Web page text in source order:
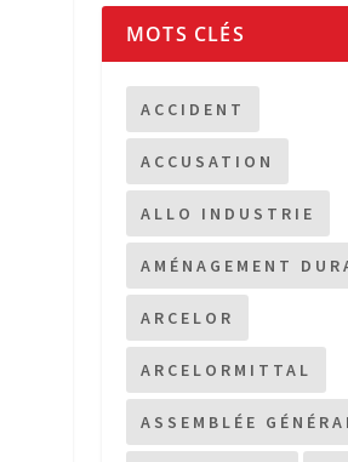
MOTS CLÉS
ACCIDENT
ACCUSATION
ALLO INDUSTRIE
AMÉNAGEMENT
ARCELOR
ARCELORMITTAL
ASSEMBLÉE